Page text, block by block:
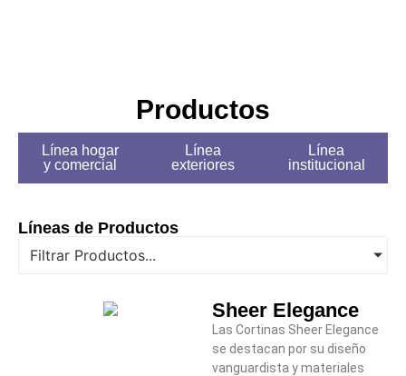
Productos
Línea hogar
y comercial
Línea
exteriores
Línea
institucional
Líneas de Productos
Filtrar Productos...
Sheer Elegance
Las Cortinas Sheer Elegance
se destacan por su diseño
vanguardista y materiales